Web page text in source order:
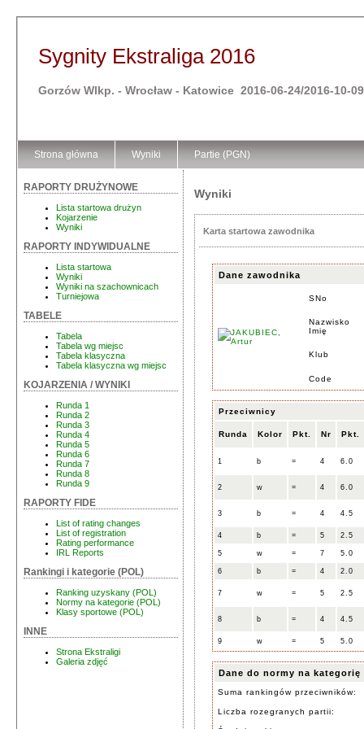
Sygnity Ekstraliga 2016
Gorzów Wlkp. - Wrocław - Katowice 2016-06-24/2016-10-09
Strona główna Wyniki Partie (PGN)
RAPORTY DRUŻYNOWE
Lista startowa drużyn
Kojarzenie
Wyniki
RAPORTY INDYWIDUALNE
Lista startowa
Wyniki
Wyniki na szachownicach
Turniejowa
TABELE
Tabela
Tabela wg miejsc
Tabela klasyczna
Tabela klasyczna wg miejsc
KOJARZENIA / WYNIKI
Runda 1
Runda 2
Runda 3
Runda 4
Runda 5
Runda 6
Runda 7
Runda 8
Runda 9
RAPORTY FIDE
List of rating changes
List of registration
Rating performance
IRL Reports
Rankingi i kategorie (POL)
Ranking uzyskany (POL)
Normy na kategorie (POL)
Klasy sportowe (POL)
INNE
Strona Ekstraligi
Galeria zdjęć
Wyniki
Karta startowa zawodnika
Dane zawodnika
SNo
Nazwisko
Imię
Klub
Code
Przeciwnicy
Runda Kolor Pkt. Nr Pkt.
1 b = 4 6.0
2 w = 4 6.0
3 b = 4 4.5
4 b = 5 2.5
5 w = 7 5.0
6 b = 4 2.0
7 w = 5 2.5
8 b = 4 4.5
9 w = 5 5.0
Dane do normy na kategorię
Suma rankingów przeciwników:
Liczba rozegranych partii: